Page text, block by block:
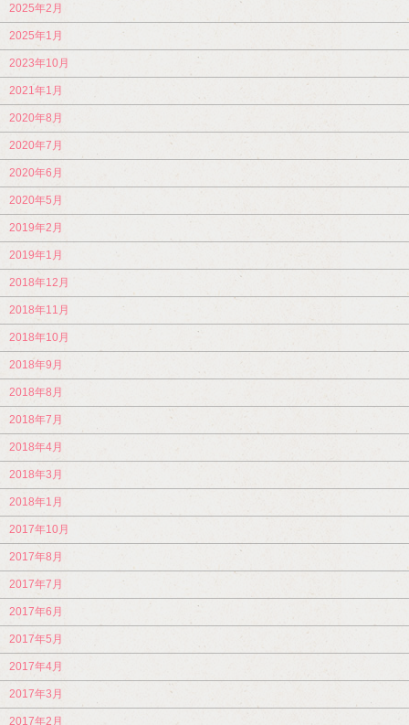
2025年2月
2025年1月
2023年10月
2021年1月
2020年8月
2020年7月
2020年6月
2020年5月
2019年2月
2019年1月
2018年12月
2018年11月
2018年10月
2018年9月
2018年8月
2018年7月
2018年4月
2018年3月
2018年1月
2017年10月
2017年8月
2017年7月
2017年6月
2017年5月
2017年4月
2017年3月
2017年2月